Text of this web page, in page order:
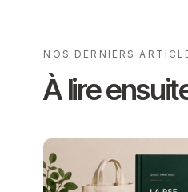
NOS DERNIERS
À lire